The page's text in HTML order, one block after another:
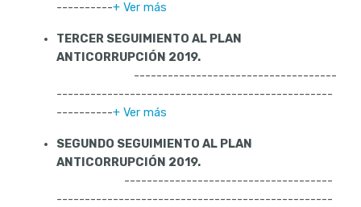
----------+ Ver más
TERCER SEGUIMIENTO AL PLAN
ANTICORRUPCIÓN 2019.
------------------------------------
-------------------------------------------------
----------+ Ver más
SEGUNDO SEGUIMIENTO AL PLAN
ANTICORRUPCIÓN 2019.
-------------------------------------
-------------------------------------------------